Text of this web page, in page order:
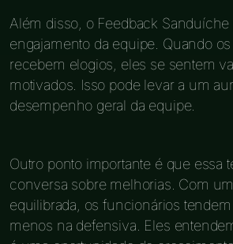
Além disso, o Feedback
engajamento da equipe. Quando
recebem elogios, eles se sentem
motivados. Isso pode levar a um
desempenho geral da equipe.
Outro ponto importante é que essa
conversa sobre melhorias. Com
equilibrada, os funcionários
menos na defensiva. Eles